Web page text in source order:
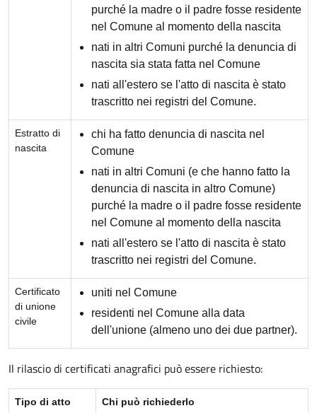
purché la madre o il padre fosse residente
nel Comune al momento della nascita
nati in altri Comuni purché la denuncia di
nascita sia stata fatta nel Comune
nati all'estero se l'atto di nascita è stato
trascritto nei registri del Comune.
Estratto di
nascita
chi ha fatto denuncia di nascita nel
Comune
nati in altri Comuni (e che hanno fatto la
denuncia di nascita in altro Comune)
purché la madre o il padre fosse residente
nel Comune al momento della nascita
nati all'estero se l'atto di nascita è stato
trascritto nei registri del Comune.
Certificato
di unione
civile
uniti nel Comune
residenti nel Comune alla data
dell'unione (almeno uno dei due partner).
Il rilascio di certificati anagrafici può essere richiesto:
Tipo di atto Chi può richiederlo